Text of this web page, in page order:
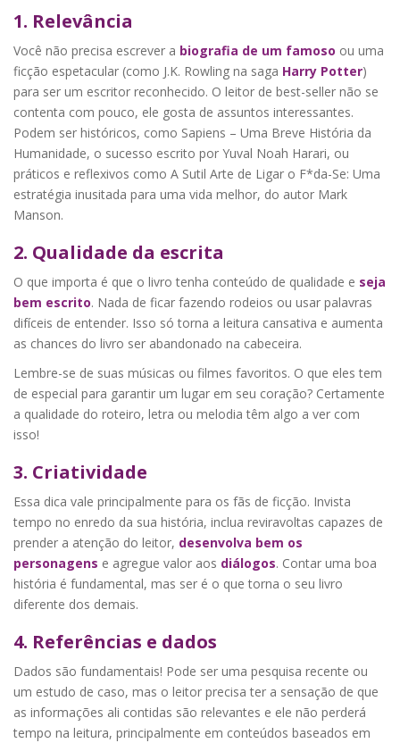
1. Relevância
Você não precisa escrever a biografia de um famoso ou uma
ficção espetacular (como J.K. Rowling na saga Harry Potter)
para ser um escritor reconhecido. O leitor de best-seller não se
contenta com pouco, ele gosta de assuntos interessantes.
Podem ser históricos, como Sapiens – Uma Breve História da
Humanidade, o sucesso escrito por Yuval Noah Harari, ou
práticos e reflexivos como A Sutil Arte de Ligar o F*da-Se: Uma
estratégia inusitada para uma vida melhor, do autor Mark
Manson.
2. Qualidade da escrita
O que importa é que o livro tenha conteúdo de qualidade e seja
bem escrito. Nada de ficar fazendo rodeios ou usar palavras
difíceis de entender. Isso só torna a leitura cansativa e aumenta
as chances do livro ser abandonado na cabeceira.
Lembre-se de suas músicas ou filmes favoritos. O que eles tem
de especial para garantir um lugar em seu coração? Certamente
a qualidade do roteiro, letra ou melodia têm algo a ver com
isso!
3. Criatividade
Essa dica vale principalmente para os fãs de ficção. Invista
tempo no enredo da sua história, inclua reviravoltas capazes de
prender a atenção do leitor, desenvolva bem os
personagens e agregue valor aos diálogos. Contar uma boa
história é fundamental, mas ser é o que torna o seu livro
diferente dos demais.
4. Referências e dados
Dados são fundamentais! Pode ser uma pesquisa recente ou
um estudo de caso, mas o leitor precisa ter a sensação de que
as informações ali contidas são relevantes e ele não perderá
tempo na leitura, principalmente em conteúdos baseados em